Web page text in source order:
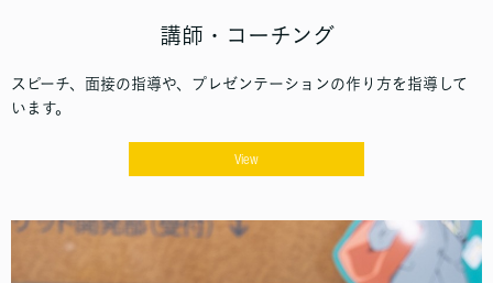
講師・コーチング
スピーチ、面接の指導や、プレゼンテーションの作り方を指導して
います。
View